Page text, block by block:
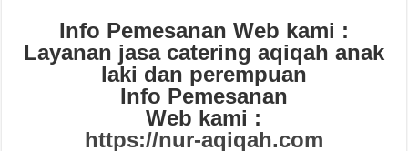
Info Pemesanan Web kami :
Layanan jasa catering aqiqah anak
laki dan perempuan
Info Pemesanan
Web kami :
https://nur-aqiqah.com